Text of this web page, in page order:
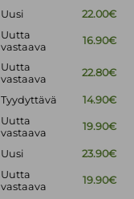
Uusi 22.00€
Uutta
vastaava
16.90€
Uutta
vastaava
22.80€
Tyydyttävä 14.90€
Uutta
vastaava
19.90€
Uusi 23.90€
Uutta
vastaava
19.90€